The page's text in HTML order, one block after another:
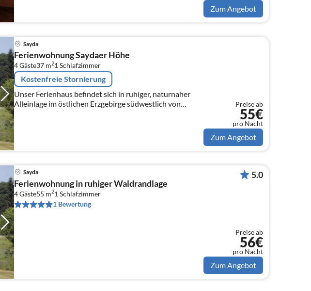
Zum Angebot
Sayda
Ferienwohnung Saydaer Höhe
4 Gäste37 m21 Schlafzimmer
Kostenfreie Stornierung
Unser Ferienhaus befindet sich in ruhiger, naturnaher
Alleinlage im östlichen Erzgebirge südwestlich von
Dresden und unweit von Seiffen.
Preise ab
55€
pro Nacht
Zum Angebot
Sayda
Ferienwohnung in ruhiger Waldrandlage
4 Gäste55 m21 Schlafzimmer
1 Bewertung
5.0
Preise ab
56€
pro Nacht
Zum Angebot